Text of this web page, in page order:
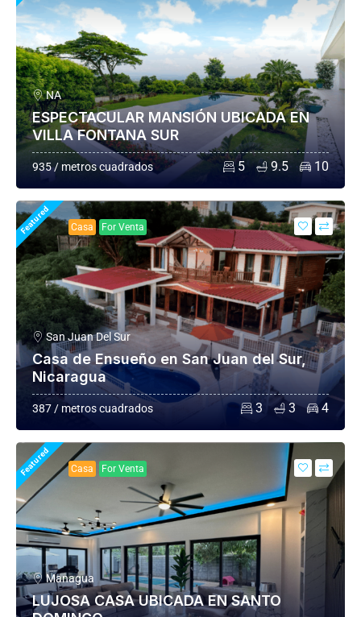
NA
ESPECTACULAR MANSIÓN UBICADA EN
VILLA FONTANA SUR
935 / metros cuadrados 5 9.5 10
Featured Casa For Venta
San Juan Del Sur
Casa de Ensueño en San Juan del Sur,
Nicaragua
387 / metros cuadrados 3 3 4
Featured Casa For Venta
Managua
LUJOSA CASA UBICADA EN SANTO